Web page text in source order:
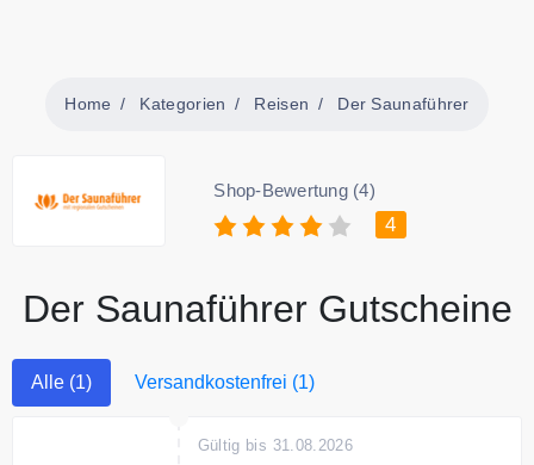
Home Kategorien Reisen Der Saunaführer
Shop-Bewertung (4)
4
Der Saunaführer Gutscheine
Alle (1) Versandkostenfrei (1)
Gültig bis 31.08.2026